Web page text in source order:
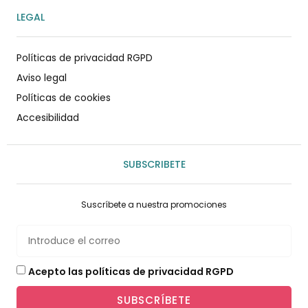
LEGAL
Políticas de privacidad RGPD
Aviso legal
Políticas de cookies
Accesibilidad
SUBSCRIBETE
Suscríbete a nuestra promociones
Acepto las políticas de privacidad RGPD
SUBSCRÍBETE